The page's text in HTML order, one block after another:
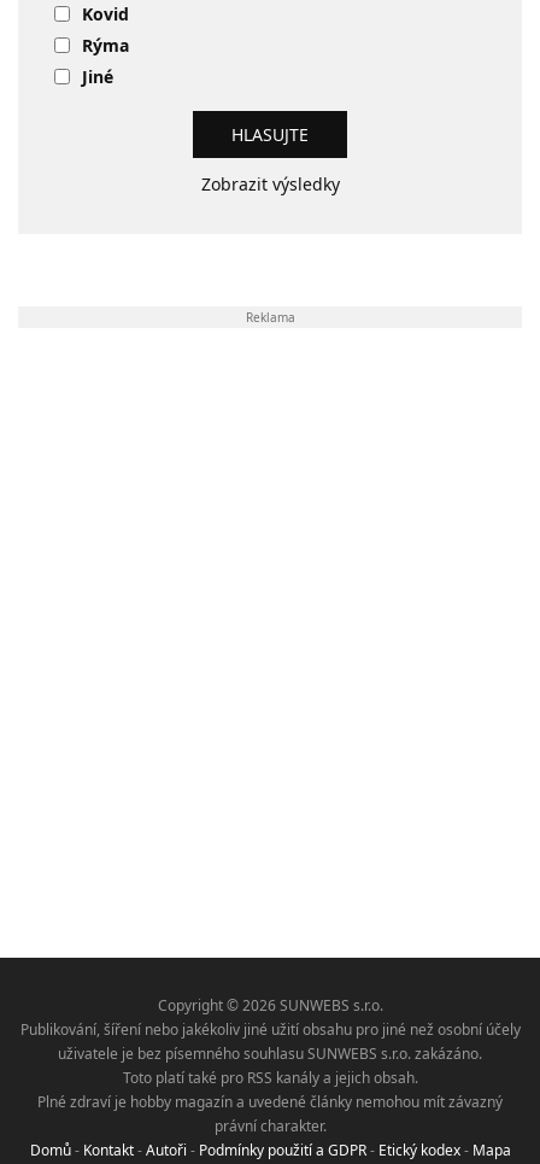
Kovid
Rýma
Jiné
Zobrazit výsledky
Reklama
Copyright © 2026 SUNWEBS s.r.o.
Publikování, šíření nebo jakékoliv jiné užití obsahu pro jiné než osobní účely
uživatele je bez písemného souhlasu SUNWEBS s.r.o. zakázáno.
Toto platí také pro RSS kanály a jejich obsah.
Plné zdraví je hobby magazín a uvedené články nemohou mít závazný
právní charakter.
Domů- Kontakt-Autoři - Podmínky použití a GDPR- Etický kodex- Mapa